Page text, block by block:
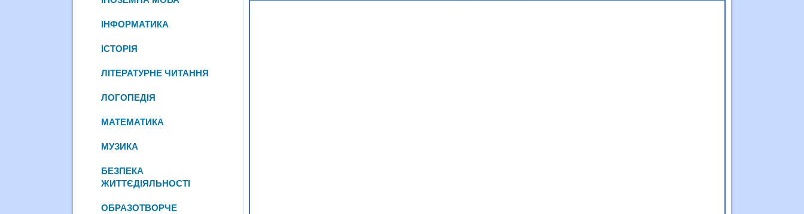
ІНФОРМАТИКА
ІСТОРІЯ
ЛІТЕРАТУРНЕ ЧИТАННЯ
ЛОГОПЕДІЯ
МАТЕМАТИКА
МУЗИКА
БЕЗПЕКА
ЖИТТЄДІЯЛЬНОСТІ
ОБРАЗОТВОРЧЕ